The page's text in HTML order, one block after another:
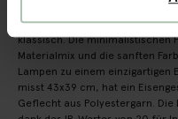
nirgendwo anders findet.
schlicht sein, ohne viel
klassisch. Die minimalistischen
Materialmix und die sanften
Lampen zu einem einzigartigen
misst 43x39 cm, hat ein
Geflecht aus Polyestergarn.